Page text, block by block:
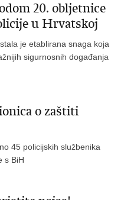
20. obljetnice
u Hrvatskoj
je etablirana snaga koja
sigurnosnih događanja
o zaštiti
45 policijskih službenika
s BiH